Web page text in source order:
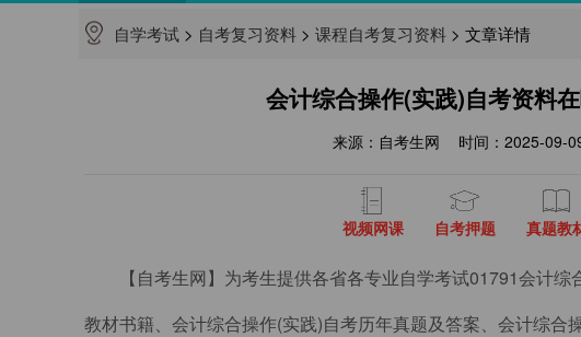
自学考试 > 自考复习资料 > 课程自考复习资料 > 文章详情
会计综合操作(实践)自考资料
来源：自考生网 时间：2025-09-
视频网课 自考押题 真题教
【自考生网】为考生提供各省各专业自学考试01791会计
教材书籍、会计综合操作(实践)自考历年真题及答案、会计综合